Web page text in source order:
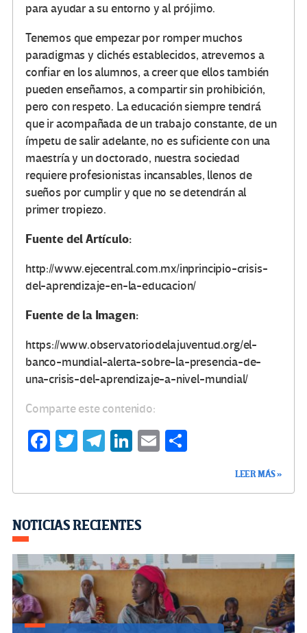
para ayudar a su entorno y al prójimo.
Tenemos que empezar por romper muchos
paradigmas y clichés establecidos, atrevernos a
confiar en los alumnos, a creer que ellos también
pueden enseñarnos, a compartir sin prohibición,
pero con respeto. La educación siempre tendrá
que ir acompañada de un trabajo constante, de un
ímpetu de salir adelante, no es suficiente con una
maestría y un doctorado, nuestra sociedad
requiere profesionistas incansables, llenos de
sueños por cumplir y que no se detendrán al
primer tropiezo.
Fuente del Artículo:
http://www.ejecentral.com.mx/inprincipio-crisis-
del-aprendizaje-en-la-educacion/
Fuente de la Imagen:
https://www.observatoriodelajuventud.org/el-
banco-mundial-alerta-sobre-la-presencia-de-
una-crisis-del-aprendizaje-a-nivel-mundial/
Comparte este contenido:
Fa
o
k
T
Te
m
Li
n
E
tir
LEER MÁS »
NOTICIAS RECIENTES